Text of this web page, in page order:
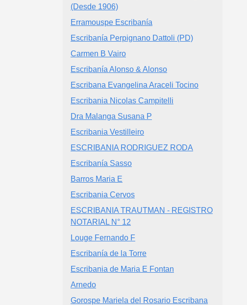
(Desde 1906)
Erramouspe Escribanía
Escribanía Perpignano Dattoli (PD)
Carmen B Vairo
Escribanía Alonso & Alonso
Escribana Evangelina Araceli Tocino
Escribania Nicolas Campitelli
Dra Malanga Susana P
Escribania Vestilleiro
ESCRIBANIA RODRIGUEZ RODA
Escribanía Sasso
Barros Maria E
Escribania Cervos
ESCRIBANIA TRAUTMAN - REGISTRO
NOTARIAL N° 12
Louge Fernando F
Escribanía de la Torre
Escribania de Maria E Fontan
Arnedo
Gorospe Mariela del Rosario Escribana